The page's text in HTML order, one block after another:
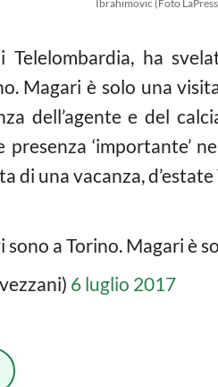
Ibrahimovic (Foto
ha
Magari è solo una
dell’agente e del
‘importante’
di una vacanza,
sono a Torino. Magari è
6 luglio 2017